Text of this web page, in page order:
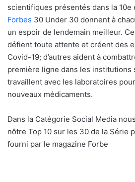
scientifiques présentés dans la 10e
Forbes 30 Under 30 donnent à
un espoir de lendemain meilleur.
défient toute attente et créent des
Covid-19; d’autres aident à
première ligne dans les institutions
travaillent avec les laboratoires
nouveaux médicaments.
Dans la Catégorie Social Media
nôtre Top 10 sur les 30 de la Série
fourni par le magazine Forbe